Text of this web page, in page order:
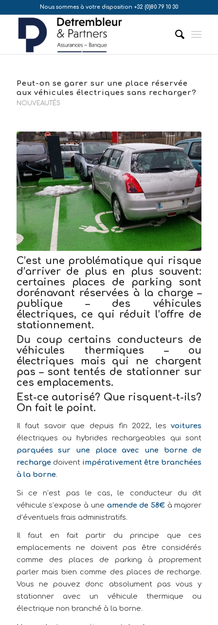
Nous sommes à votre disposition +32 (0)80 79 10 30
Peut-on se garer sur une place réservée
aux véhicules électriques sans recharger?
NOUVEAUTÉS
C’est une problématique qui risque
d’arriver de plus en plus souvent:
certaines places de parking sont
dorénavant réservées à la charge –
publique – des véhicules
électriques, ce qui réduit l’offre de
stationnement.
Du coup certains conducteurs de
véhicules thermiques – ou
électriques mais qui ne chargent
pas – sont tentés de stationner sur
ces emplacements.
Est-ce autorisé? Que risquent-t-ils?
On fait le point.
Il faut savoir que depuis fin 2022, lesvoitures
électriques ou hybrides rechargeables qui sont
parquées sur une place avec une borne de
recharge doivent impérativement être branchées
à la borne.
Si ce n’est pas le cas, le conducteur du dit
véhicule s’expose à une amende de 58€à majorer
d’éventuels frais administratifs.
Il faut en fait partir du principe que ces
emplacements ne doivent pas être considérés
comme des places de parking à proprement
parler mais bien comme des places de recharge.
Vous ne pouvez donc absolument pas vous y
stationner avec un véhicule thermique ou
électrique non branché à la borne.